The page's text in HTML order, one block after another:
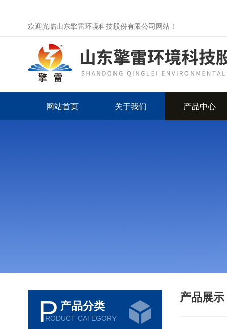
欢迎光临山东擎雷环境科技股份有限公司网站！
网站首页 关于我们 产品中心
P 产品分类
RODUCT CATEGORY
产品展示